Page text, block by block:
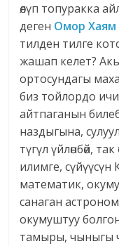
өлүп топуракка
деген Омор Хаям
тилден тилге
жашап келет?
ортосундагы
биз тойлордо
айтпаганын
наздыгына,
түгүл үйлөнбөй,
илимге, сүйүүсүн
математик,
санаган
окумуштуу
тамыры, чыныгы